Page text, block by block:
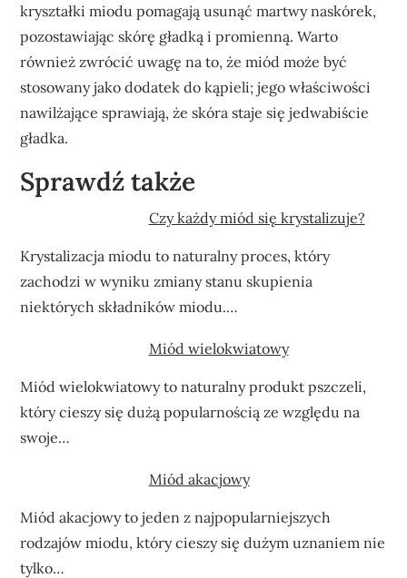
kryształki miodu pomagają usunąć martwy naskórek,
pozostawiając skórę gładką i promienną. Warto
również zwrócić uwagę na to, że miód może być
stosowany jako dodatek do kąpieli; jego właściwości
nawilżające sprawiają, że skóra staje się jedwabiście
gładka.
Sprawdź także
Czy każdy miód się krystalizuje?
Krystalizacja miodu to naturalny proces, który
zachodzi w wyniku zmiany stanu skupienia
niektórych składników miodu.…
Miód wielokwiatowy
Miód wielokwiatowy to naturalny produkt pszczeli,
który cieszy się dużą popularnością ze względu na
swoje…
Miód akacjowy
Miód akacjowy to jeden z najpopularniejszych
rodzajów miodu, który cieszy się dużym uznaniem nie
tylko…